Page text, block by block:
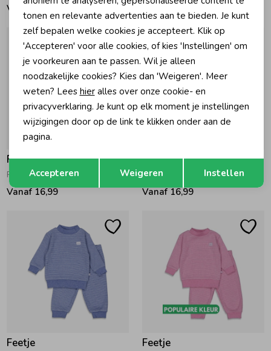
Vanaf 16,99
Feetje
Pyjama wafel 150 Roze
Vanaf 16,99
Feetje
Pyjama wafel 650 Grijs
Vanaf 16,99
Feetje Feetje
Terug Opslaan
tonen en relevante advertenties aan te bieden. Je kunt
zelf bepalen welke cookies je accepteert. Klik op
'Accepteren' voor alle cookies, of kies 'Instellingen' om
je voorkeuren aan te passen. Wil je alleen
noodzakelijke cookies? Kies dan 'Weigeren'. Meer
weten? Lees hieralles over onze cookie- en
privacyverklaring. Je kunt op elk moment je instellingen
wijzigingen door op de link te klikken onder aan de
pagina.
Accepteren Weigeren Instellen